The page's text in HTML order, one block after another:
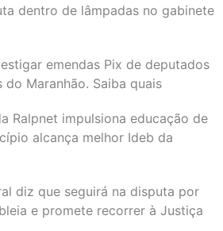
dentro de lâmpadas no gabinete
emendas Pix de deputados
Maranhão. Saiba quais
Ralpnet impulsiona educação de
alcança melhor Ideb da
diz que seguirá na disputa por
e promete recorrer à Justiça